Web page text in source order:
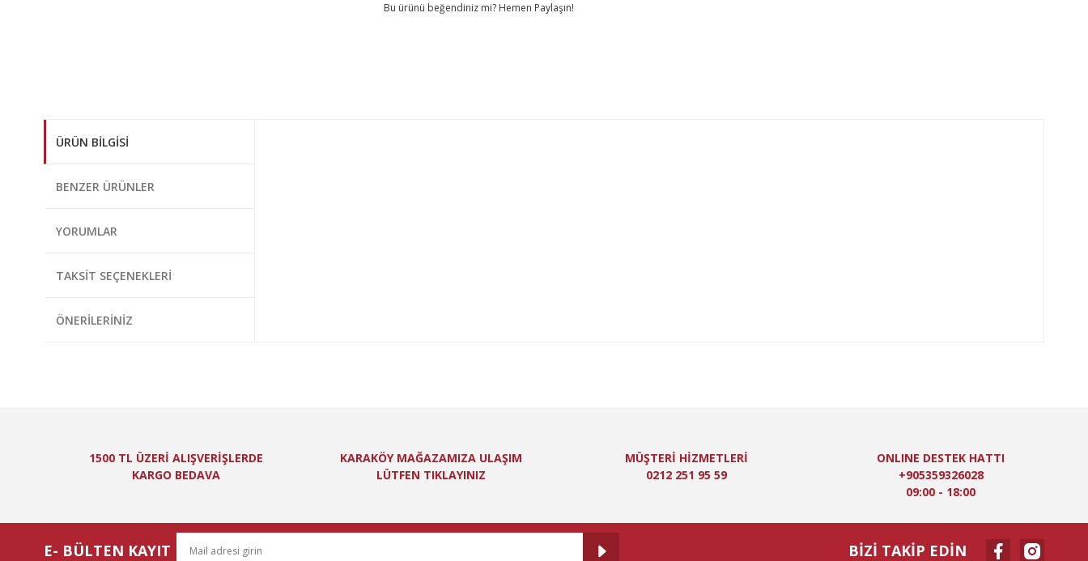
Bu ürünü beğendiniz mi? Hemen Paylaşın!
ÜRÜN BILGISI
BENZER ÜRÜNLER
YORUMLAR
TAKSIT SEÇENEKLERI
ÖNERILERINIZ
1500 TL ÜZERİ ALIŞVERİŞLERDE
KARGO BEDAVA
KARAKÖY MAĞAZAMIZA ULAŞIM
LÜTFEN TIKLAYINIZ
MÜŞTERİ HİZMETLERİ
0212 251 95 59
ONLINE DESTEK HATTI
+905359326028
09:00 - 18:00
E- BÜLTEN KAYIT BİZİ TAKİP EDİN